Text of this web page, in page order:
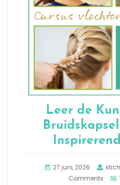
Leer de
27 juni, 2026
Comments